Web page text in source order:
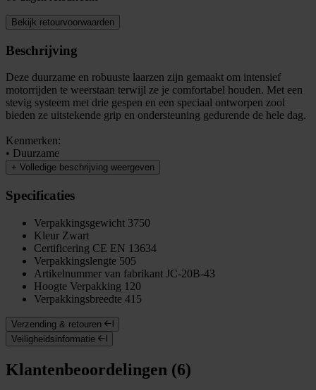
Bekijk retourvoorwaarden
Beschrijving
Deze duurzame en robuuste laarzen zijn gemaakt om intensief
motorrijden te weerstaan terwijl ze je comfortabel houden. Met een
stevig systeem met drie gespen en een speciaal ontworpen zool
bieden ze uitstekende grip en ondersteuning gedurende de hele dag.
Kenmerken:
• Duurzame
+ Volledige beschrijving weergeven
Specificaties
Verpakkingsgewicht 3750
Kleur Zwart
Certificering CE EN 13634
Verpakkingslengte 505
Artikelnummer van fabrikant JC-20B-43
Hoogte Verpakking 120
Verpakkingsbreedte 415
Verzending & retouren
Veiligheidsinformatie
Klantenbeoordelingen (6)